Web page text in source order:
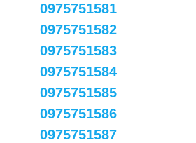
0975751581
0975751582
0975751583
0975751584
0975751585
0975751586
0975751587